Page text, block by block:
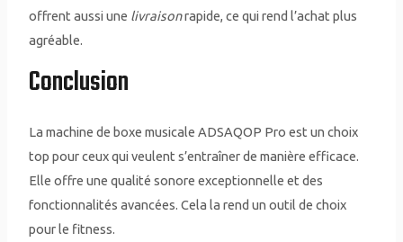
offrent aussi une livraisonrapide, ce qui rend l’achat plus
agréable.
Conclusion
La machine de boxe musicale ADSAQOP Pro est un choix
top pour ceux qui veulent s’entraîner de manière efficace.
Elle offre une qualité sonore exceptionnelle et des
fonctionnalités avancées. Cela la rend un outil de choix
pour le fitness.